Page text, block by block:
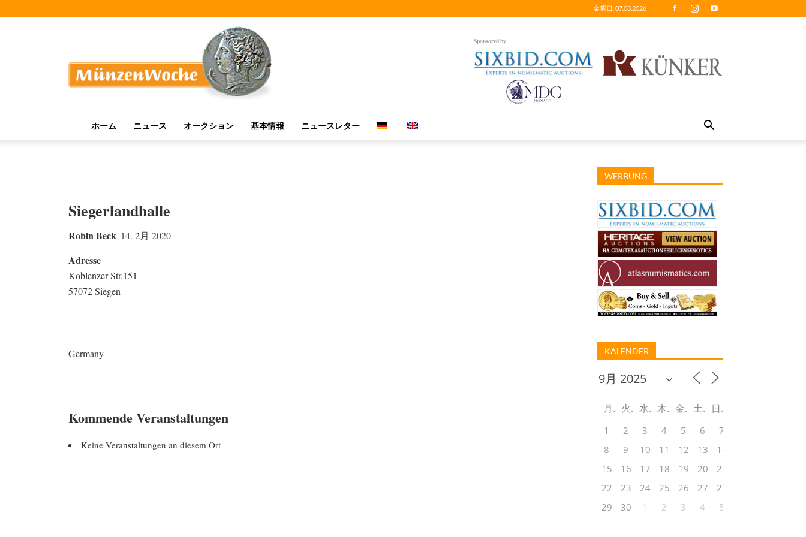
金曜日, 07.08.2026
Sponsored by
ホーム ニュース オークション 基本情報 ニュースレター
Siegerlandhalle
Robin Beck 14. 2月 2020
Adresse
Koblenzer Str.151
57072 Siegen
Germany
Kommende Veranstaltungen
Keine Veranstaltungen an diesem Ort
WERBUNG
KALENDER
月 火 水 木 金 土 日
1 2 3 4 5 6
7
8
9 10 11 12 13
14
15
16 17 18 19 20
21
22
23 24 25 26 27
28
29
30 1 2 3 4 5